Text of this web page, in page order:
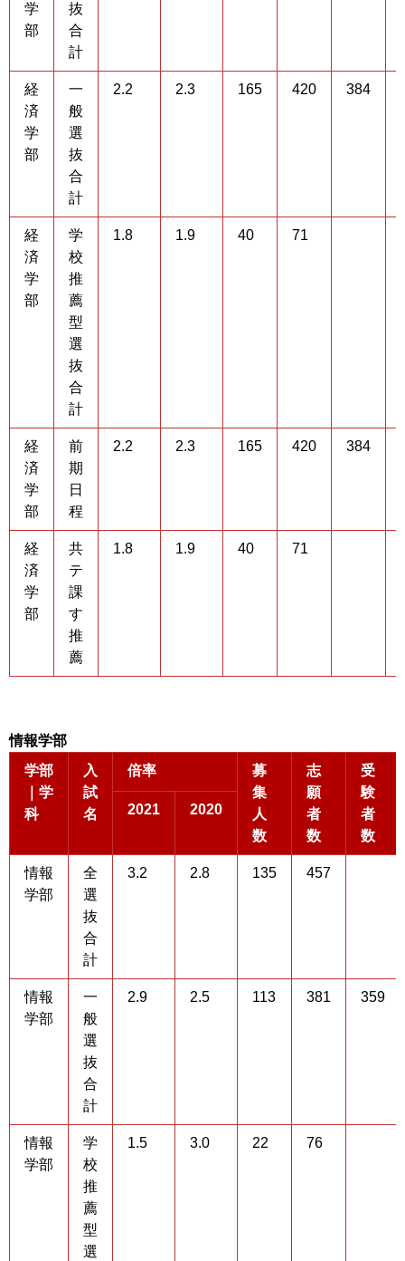
学
部
抜
合
計
経
済
学
部
一
般
選
抜
合
計
2.2 2.3 165 420 384
経
済
学
部
学
校
推
薦
型
選
抜
合
計
1.8 1.9 40 71
経
済
学
部
前
期
日
程
2.2 2.3 165 420 384
経
済
学
部
共
テ
課
す
推
薦
1.8 1.9 40 71
情報学部
学部
｜学
科
入
試
名
倍率
募
集
人
数
志
願
者
数
受
験
者
数
2021 2020
情報
学部
全
選
抜
合
計
3.2 2.8 135 457
情報
学部
一
般
選
抜
合
計
2.9 2.5 113 381 359
情報
学部
学
校
推
薦
型
選
1.5 3.0 22 76